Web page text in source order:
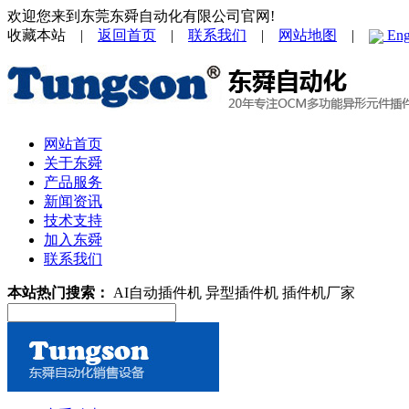
欢迎您来到东莞东舜自动化有限公司官网!
收藏本站 | 返回首页 | 联系我们 | 网站地图 |
网站首页
关于东舜
产品服务
新闻资讯
技术支持
加入东舜
联系我们
本站热门搜索： AI自动插件机 异型插件机 插件机厂家